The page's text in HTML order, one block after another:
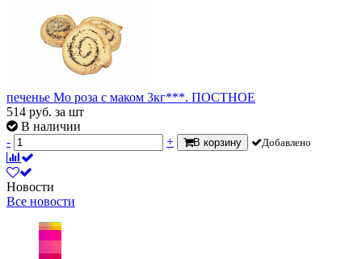
печенье Мо роза с маком 3кг***. ПОСТНОЕ
514 руб. за шт
В наличии
-
+ В корзину Добавлено
Новости
Все новости